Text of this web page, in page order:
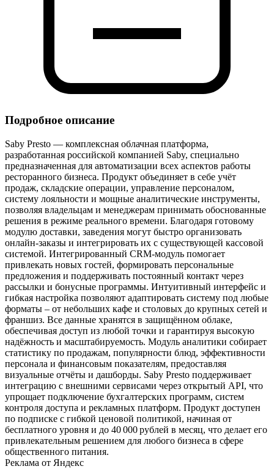
Подробное описание
Saby Presto — комплексная облачная платформа,
разработанная российской компанией Saby, специально
предназначенная для автоматизации всех аспектов работы
ресторанного бизнеса. Продукт объединяет в себе учёт
продаж, складские операции, управление персоналом,
систему лояльности и мощные аналитические инструменты,
позволяя владельцам и менеджерам принимать обоснованные
решения в режиме реального времени. Благодаря готовому
модулю доставки, заведения могут быстро организовать
онлайн‑заказы и интегрировать их с существующей кассовой
системой. Интегрированный CRM‑модуль помогает
привлекать новых гостей, формировать персональные
предложения и поддерживать постоянный контакт через
рассылки и бонусные программы. Интуитивный интерфейс и
гибкая настройка позволяют адаптировать систему под любые
форматы – от небольших кафе и столовых до крупных сетей и
франшиз. Все данные хранятся в защищённом облаке,
обеспечивая доступ из любой точки и гарантируя высокую
надёжность и масштабируемость. Модуль аналитики собирает
статистику по продажам, популярности блюд, эффективности
персонала и финансовым показателям, предоставляя
визуальные отчёты и дашборды. Saby Presto поддерживает
интеграцию с внешними сервисами через открытый API, что
упрощает подключение бухгалтерских программ, систем
контроля доступа и рекламных платформ. Продукт доступен
по подписке с гибкой ценовой политикой, начиная от
бесплатного уровня и до 40 000 рублей в месяц, что делает его
привлекательным решением для любого бизнеса в сфере
общественного питания.
Реклама от Яндекс